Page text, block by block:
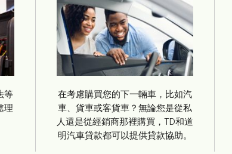
等
理
在考慮購買您的下一輛車，比如汽
車、貨車或客貨車？無論您是從私
人還是從經銷商那裡購買，TD和道
明汽車貸款都可以提供貸款協助。